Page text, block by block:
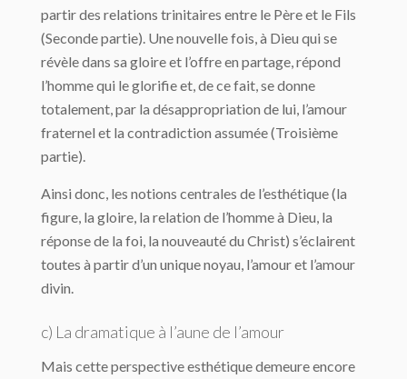
partir des relations trinitaires entre le Père et le Fils
(Seconde partie). Une nouvelle fois, à Dieu qui se
révèle dans sa gloire et l’offre en partage, répond
l’homme qui le glorifie et, de ce fait, se donne
totalement, par la désappropriation de lui, l’amour
fraternel et la contradiction assumée (Troisième
partie).
Ainsi donc, les notions centrales de l’esthétique (la
figure, la gloire, la relation de l’homme à Dieu, la
réponse de la foi, la nouveauté du Christ) s’éclairent
toutes à partir d’un unique noyau, l’amour et l’amour
divin.
c) La dramatique à l’aune de l’amour
Mais cette perspective esthétique demeure encore